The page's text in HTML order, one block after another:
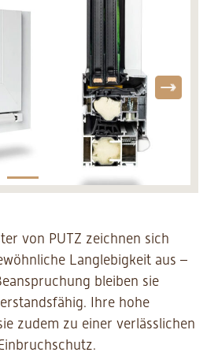
von PUTZ zeichnen sich
Langlebigkeit aus –
bleiben sie
Ihre hohe
zudem zu einer verlässlichen